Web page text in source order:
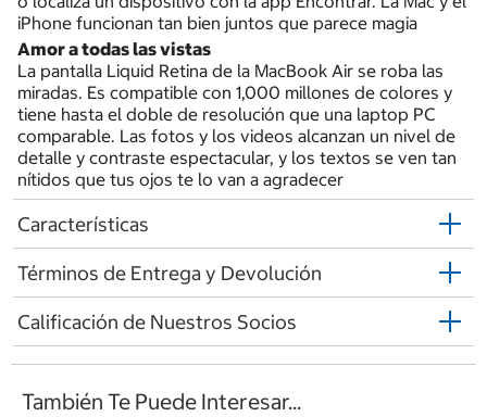
iPhone funcionan tan bien juntos que parece magia
Amor a todas las vistas
La pantalla Liquid Retina de la MacBook Air se roba las
miradas. Es compatible con 1,000 millones de colores y
tiene hasta el doble de resolución que una laptop PC
comparable. Las fotos y los videos alcanzan un nivel de
detalle y contraste espectacular, y los textos se ven tan
nítidos que tus ojos te lo van a agradecer
Características
Términos de Entrega y Devolución
Calificación de Nuestros Socios
También Te Puede Interesar...